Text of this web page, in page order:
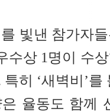
를 빛낸 참가자
수상 1명이 수
특히 ‘새벽비’
율동도 함께